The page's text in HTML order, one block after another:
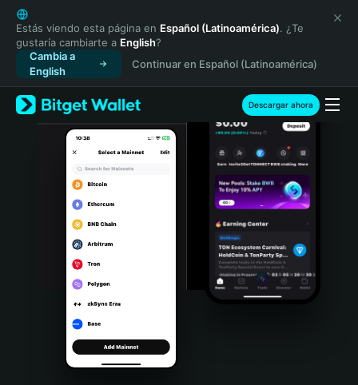
English
日本語
Tiếng Việt
Русский
Español (Latinoamérica)
Türkçe
Italiano
Português (Portugal)
Bahasa Indonesia
Português (Brasil)
Español (Argentina)
Estás viendo esta página en Español (Latinoamérica). ¿Te
gustaría cambiarte a English?
Cambia a
English
Continuar en Español (Latinoamérica)
Descargar ahora